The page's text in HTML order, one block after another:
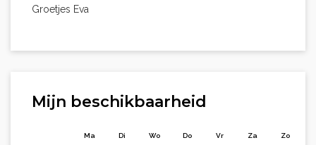
Groetjes Eva
Mijn beschikbaarheid
Ma Di Wo Do Vr Za Zo